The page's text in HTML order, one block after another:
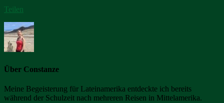
Teilen
Über Constanze
Meine Begeisterung für Lateinamerika entdeckte ich bereits
während der Schulzeit nach mehreren Reisen in Mittelamerika.